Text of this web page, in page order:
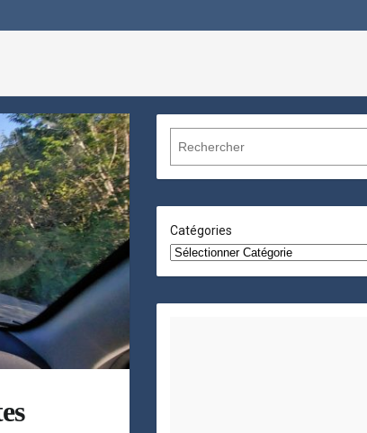
c
h
e
r
Catégories